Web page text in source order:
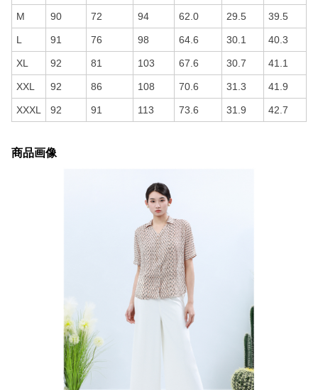
M 90 72 94 62.0 29.5 39.5
L 91 76 98 64.6 30.1 40.3
XL 92 81 103 67.6 30.7 41.1
XXL 92 86 108 70.6 31.3 41.9
XXXL 92 91 113 73.6 31.9 42.7
商品画像